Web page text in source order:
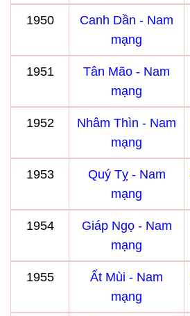
1950
Canh Dần - Nam
mạng
1951
Tân Mão - Nam
mạng
1952
Nhâm Thìn - Nam
mạng
1953
Quý Tỵ - Nam
mạng
1954
Giáp Ngọ - Nam
mạng
1955
Ất Mùi - Nam
mạng